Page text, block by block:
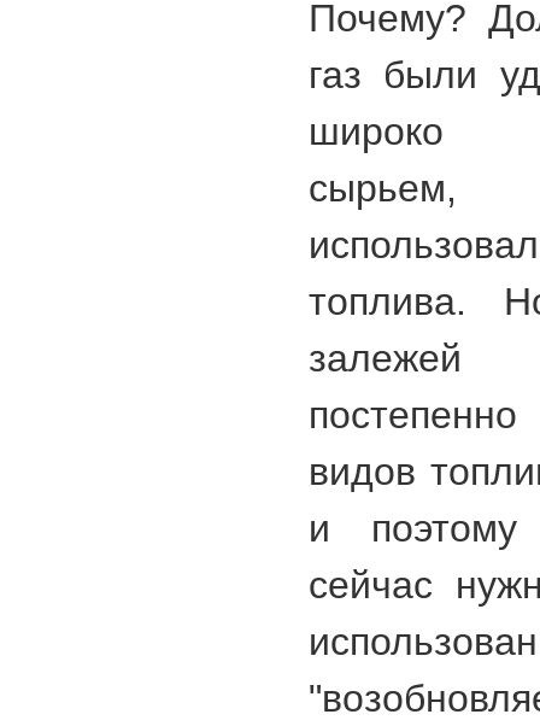
Почему?
газ были
широко
сырьем,
топлива.
залежей
видов
и поэтому
сейчас